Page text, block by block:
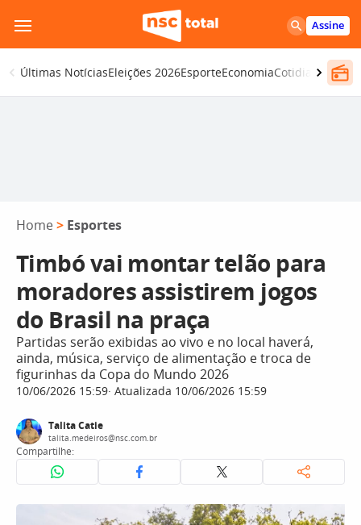
para
o
conteúdo
Assine
Últimas NotíciasEleições 2026EsporteEconomiaCotidiano
Home > Esportes
Timbó vai montar telão para
moradores assistirem jogos
do Brasil na praça
Partidas serão exibidas ao vivo e no local haverá,
ainda, música, serviço de alimentação e troca de
figurinhas da Copa do Mundo 2026
10/06/2026 15:59 Atualizada 10/06/2026 15:59
Talita Catie
talita.medeiros@nsc.com.br
Compartilhe: